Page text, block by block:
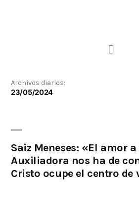
Archivos diarios:
23/05/2024
Saiz Meneses: «El amor
Auxiliadora nos ha de
Cristo ocupe el centro de